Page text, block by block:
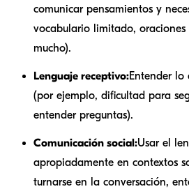
comunicar pensamientos y
vocabulario limitado,
mucho).
Lenguaje receptivo:Entender lo
(por ejemplo, dificultad para
entender preguntas).
Comunicación social:Usar el
apropiadamente en contextos
turnarse en la conversación,